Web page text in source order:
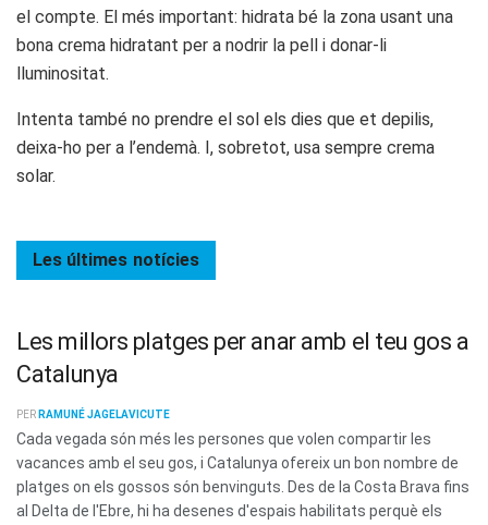
el compte. El més important: hidrata bé la zona usant una
bona crema hidratant per a nodrir la pell i donar-li
lluminositat.
Intenta també no prendre el sol els dies que et depilis,
deixa-ho per a l’endemà. I, sobretot, usa sempre crema
solar.
Les últimes notícies
Les millors platges per anar amb el teu gos a
Catalunya
PER RAMUNÉ JAGELAVICUTE
Cada vegada són més les persones que volen compartir les
vacances amb el seu gos, i Catalunya ofereix un bon nombre de
platges on els gossos són benvinguts. Des de la Costa Brava fins
al Delta de l'Ebre, hi ha desenes d'espais habilitats perquè els